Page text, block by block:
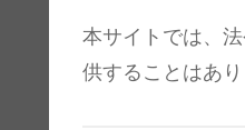
本サイトでは、
供することはあり